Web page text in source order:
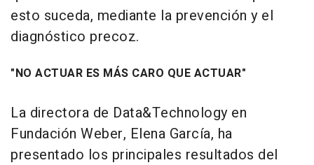
esto suceda, mediante la prevención y el
diagnóstico precoz.
"NO ACTUAR ES MÁS CARO QUE ACTUAR"
La directora de Data&Technology en
Fundación Weber, Elena García, ha
presentado los principales resultados del